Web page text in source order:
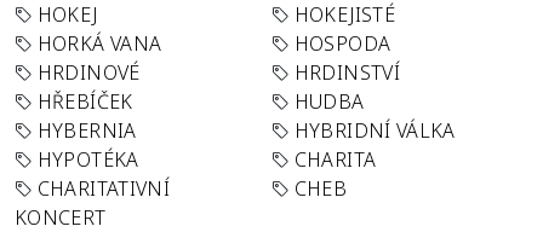
HOKEJ
HOKEJISTÉ
HORKÁ VANA
HOSPODA
HRDINOVÉ
HRDINSTVÍ
HŘEBÍČEK
HUDBA
HYBERNIA
HYBRIDNÍ VÁLKA
HYPOTÉKA
CHARITA
CHARITATIVNÍ
KONCERT
CHEB